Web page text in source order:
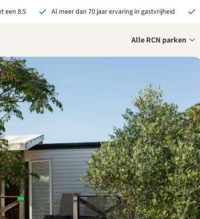
een 8.5 Al meer dan 70 jaar ervaring in gastvrijheid
Alle RCN parken
bij RCN boekt, krijg je:
De beste prijsgarantie
Exclusieve voordelen
Persoonlijk contact
alle voordelen